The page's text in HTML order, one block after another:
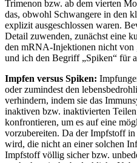
Trimenon bzw. ab dem vierten
das, obwohl Schwangere in den
explizit ausgeschlossen waren.
Detail zuwenden, zunächst eine
den mRNA-Injektionen nicht von
und ich den Begriff „Spiken“ für
Impfen versus Spiken:
oder zumindest den
verhindern, indem sie das
inaktiven bzw. inaktivierten
konfrontieren, um es auf eine
vorzubereiten. Da der Impfstoff
wird, die nicht an einer solchen
Impfstoff völlig sicher bzw.